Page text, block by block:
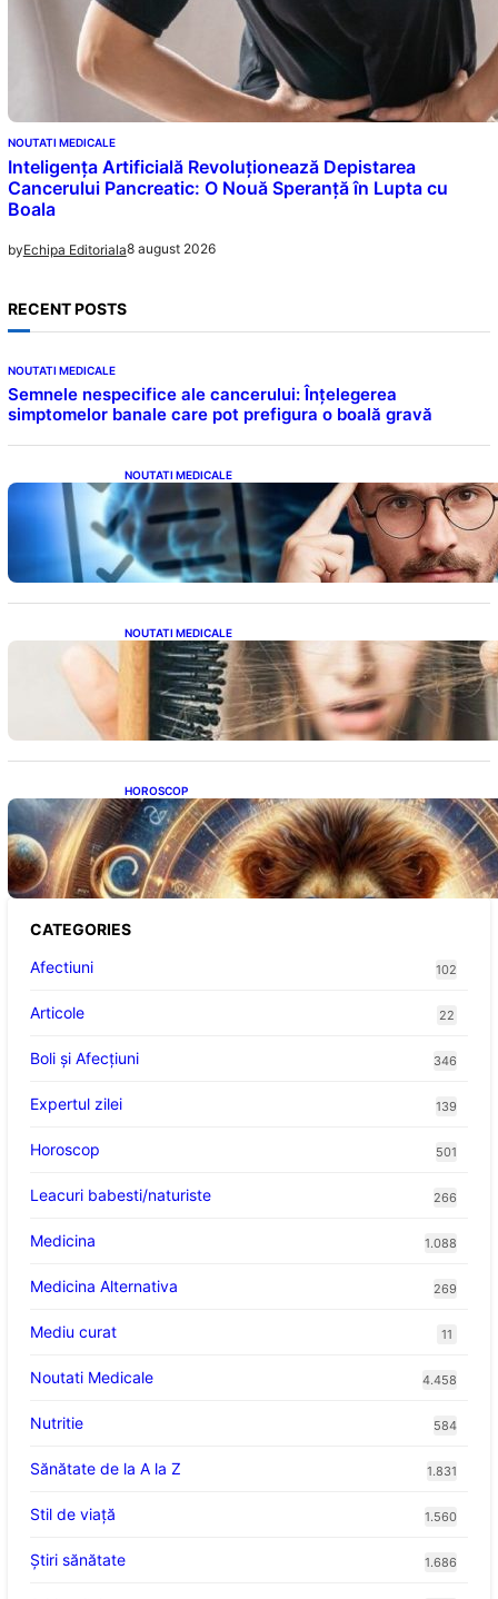
NOUTATI MEDICALE
Inteligența Artificială Revoluționează Depistarea
Cancerului Pancreatic: O Nouă Speranță în Lupta cu
Boala
byEchipa Editoriala8 august 2026
RECENT POSTS
NOUTATI MEDICALE
Semnele nespecifice ale cancerului: Înțelegerea
simptomelor banale care pot prefigura o boală gravă
NOUTATI MEDICALE
Inteligența dincolo de note: Semnele unui IQ
ridicat care nu țin de școală
NOUTATI MEDICALE
Semnele unei deficiențe de proteine:
Impactul asupra sănătății tale
HOROSCOP
Portalul Leului 8/8: Oportunități de
Abundență pentru Cinci Zodii în 2026
CATEGORIES
Afectiuni
102
Articole 22
Boli și Afecțiuni 346
Expertul zilei 139
Horoscop 501
Leacuri babesti/naturiste 266
Medicina 1.088
Medicina Alternativa 269
Mediu curat 11
Noutati Medicale 4.458
Nutritie 584
Sănătate de la A la Z 1.831
Stil de viaţă 1.560
Ştiri sănătate 1.686